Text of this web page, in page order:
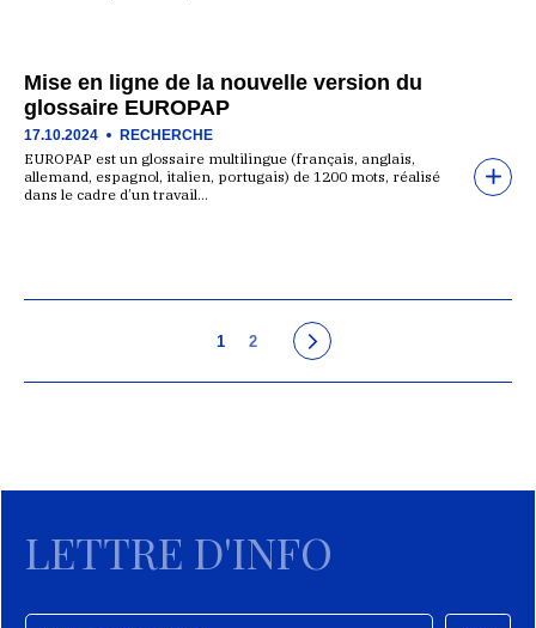
Mise en ligne de la nouvelle version du
glossaire EUROPAP
17.10.2024 RECHERCHE
EUROPAP est un glossaire multilingue (français, anglais,
allemand, espagnol, italien, portugais) de 1200 mots, réalisé
dans le cadre d’un travail…
1 2
LETTRE D'INFO